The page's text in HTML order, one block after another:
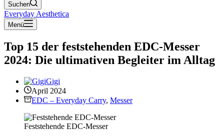
Suchen
Everyday Aesthetica
Menü
Top 15 der feststehenden EDC-Messer
2024: Die ultimativen Begleiter im Alltag
Gigi
April 2024
EDC – Everyday Carry, Messer
Feststehende EDC-Messer